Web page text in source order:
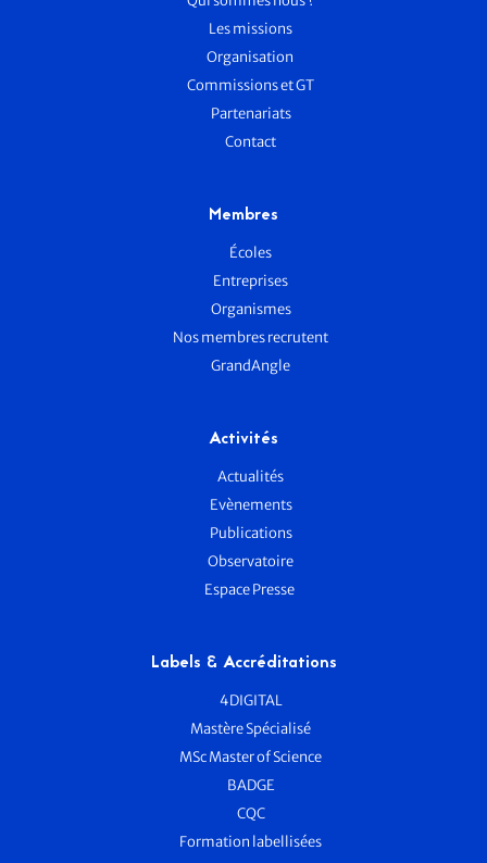
Les missions
Organisation
Commissions et GT
Partenariats
Contact
Membres
Écoles
Entreprises
Organismes
Nos membres recrutent
GrandAngle
Activités
Actualités
Evènements
Publications
Observatoire
Espace Presse
Labels & Accréditations
4DIGITAL
Mastère Spécialisé
MSc Master of Science
BADGE
CQC
Formation labellisées